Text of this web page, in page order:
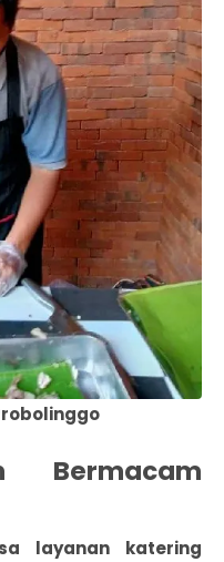
Bermacam
layanan katering